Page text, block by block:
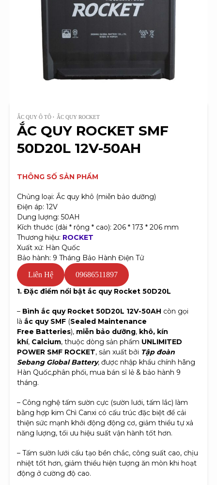
ẮC QUY Ô TÔ ẮC QUY ROCKET
ẮC QUY ROCKET SMF
50D20L 12V-50AH
THÔNG SỐ SẢN PHẨM
Chủng loại: Ắc quy khô (miễn bảo dưỡng)
Điện áp: 12V
Dung lượng: 50AH
Kích thước (dài * rộng * cao): 206 * 173 * 206 mm
Thương hiệu: ROCKET
Xuất xứ: Hàn Quốc
Bảo hành: 9 Tháng Bảo Hành Điện Tử
Liên Hệ 09686511897
1. Đặc điểm nổi bật ắc quy Rocket 50D20L
– Bình ắc quy Rocket 50D20L 12V-50AH còn gọi
là ắc quy SMF (Sealed Maintenance
Free Batteries), miễn bảo dưỡng, khô, kín
khí, Calcium, thuộc dòng sản phẩm UNLIMITED
POWER SMF ROCKET, sản xuất bởi Tập đoàn
Sebang Global Battery, được nhập khẩu chính hãng
Hàn Quốc,phân phối, mua bán sỉ lẻ & bảo hành 9
tháng.
– Công nghệ tấm sườn cực (sườn lưới, tấm lắc) làm
bằng hợp kim Chì Canxi có cấu trúc đặc biệt để cải
thiện sức mạnh khởi động động cơ, giảm thiểu tự xả
năng lượng, tối ưu hiệu suất vận hành tốt hơn.
– Tấm sườn lưới cấu tạo bền chắc, công suất cao, chịu
nhiệt tốt hơn, giảm thiểu hiện tượng ăn mòn khi hoạt
động ở cường độ cao.